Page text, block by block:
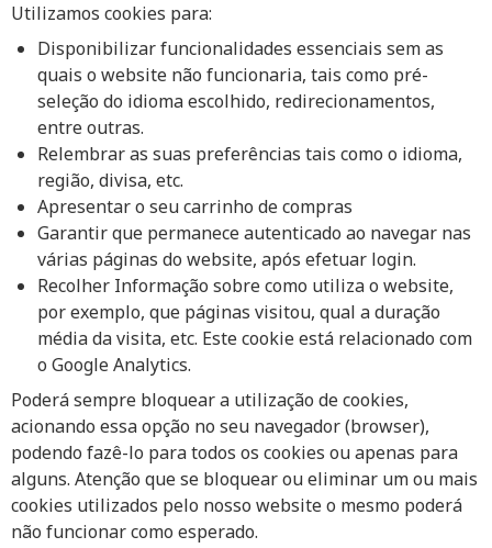
Utilizamos cookies para:
Disponibilizar funcionalidades essenciais sem as
quais o website não funcionaria, tais como pré-
seleção do idioma escolhido, redirecionamentos,
entre outras.
Relembrar as suas preferências tais como o idioma,
região, divisa, etc.
Apresentar o seu carrinho de compras
Garantir que permanece autenticado ao navegar nas
várias páginas do website, após efetuar login.
Recolher Informação sobre como utiliza o website,
por exemplo, que páginas visitou, qual a duração
média da visita, etc. Este cookie está relacionado com
o Google Analytics.
Poderá sempre bloquear a utilização de cookies,
acionando essa opção no seu navegador (browser),
podendo fazê-lo para todos os cookies ou apenas para
alguns. Atenção que se bloquear ou eliminar um ou mais
cookies utilizados pelo nosso website o mesmo poderá
não funcionar como esperado.